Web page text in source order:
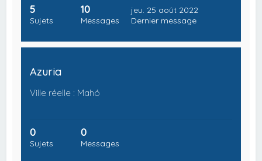
5
Sujets
10
Messages
jeu. 25 août 2022
Dernier message
Azuria
Ville réelle : Mahó
0
Sujets
0
Messages